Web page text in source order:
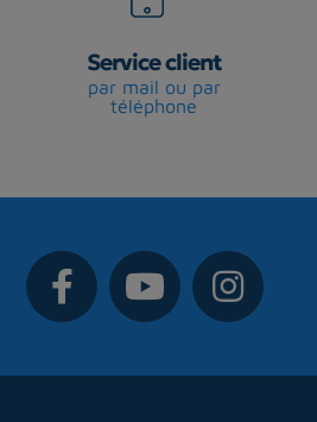
Service client
par mail ou par
téléphone